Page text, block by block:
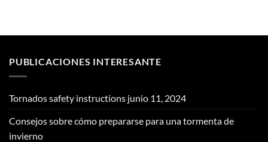
PUBLICACIONES INTERESANTE
Tornados safety instructions junio 11, 2024
Consejos sobre cómo prepararse para una tormenta de
invierno